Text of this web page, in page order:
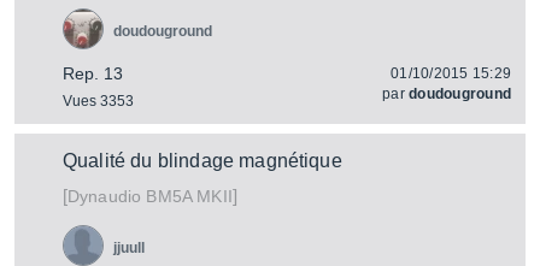
Rep. 13
Vues 3353
doudouground
01/10/2015 15:29
pardoudouground
Qualité du blindage magnétique
[Dynaudio BM5A MKII]
jjuull